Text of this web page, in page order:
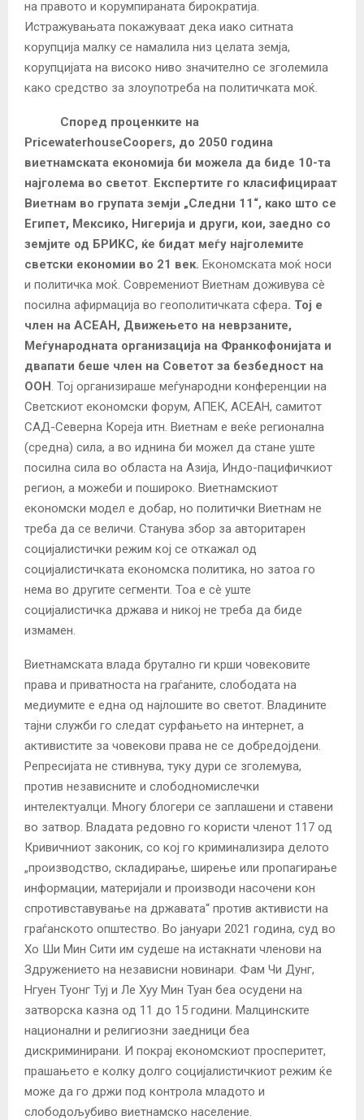
на правото и корумпираната бирократија.
Истражувањата покажуваат дека иако ситната
корупција малку се намалила низ целата земја,
корупцијата на високо ниво значително се зголемила
како средство за злоупотреба на политичката моќ.
Според проценките на
PricewaterhouseCoopers, до 2050 година
виетнамската економија би можела да биде 10-та
најголема во светот. Експертите го класифицираат
Виетнам во групата земји „Следни 11“, како што се
Египет, Мексико, Нигерија и други, кои, заедно со
земјите од БРИКС, ќе бидат меѓу најголемите
светски економии во 21 век. Економската моќ носи
и политичка моќ. Современиот Виетнам доживува сè
посилна афирмација во геополитичката сфера. Тој е
член на АСЕАН, Движењето на неврзаните,
Меѓународната организација на Франкофонијата и
двапати беше член на Советот за безбедност на
ООН. Тој организираше меѓународни конференции на
Светскиот економски форум, АПЕК, АСЕАН, самитот
САД-Северна Кореја итн. Виетнам е веќе регионална
(средна) сила, а во иднина би можел да стане уште
посилна сила во областа на Азија, Индо-пацифичкиот
регион, а можеби и пошироко. Виетнамскиот
економски модел е добар, но политички Виетнам не
треба да се величи. Станува збор за авторитарен
социјалистички режим кој се откажал од
социјалистичката економска политика, но затоа го
нема во другите сегменти. Тоа е сè уште
социјалистичка држава и никој не треба да биде
измамен.
Виетнамската влада брутално ги крши човековите
права и приватноста на граѓаните, слободата на
медиумите е една од најлошите во светот. Владините
тајни служби го следат сурфањето на интернет, а
активистите за човекови права не се добредојдени.
Репресијата не стивнува, туку дури се зголемува,
против независните и слободномислечки
интелектуалци. Многу блогери се заплашени и ставени
во затвор. Владата редовно го користи членот 117 од
Кривичниот законик, со кој го криминализира делото
„производство, складирање, ширење или пропагирање
информации, материјали и производи насочени кон
спротивставување на државата“ против активисти на
граѓанското општество. Во јануари 2021 година, суд во
Хо Ши Мин Сити им судеше на истакнати членови на
Здружението на независни новинари. Фам Чи Дунг,
Нгуен Туонг Туј и Ле Хуу Мин Туан беа осудени на
затворска казна од 11 до 15 години. Малцинските
национални и религиозни заедници беа
дискриминирани. И покрај економскиот просперитет,
прашањето е колку долго социјалистичкиот режим ќе
може да го држи под контрола младото и
слободољубиво виетнамско население.